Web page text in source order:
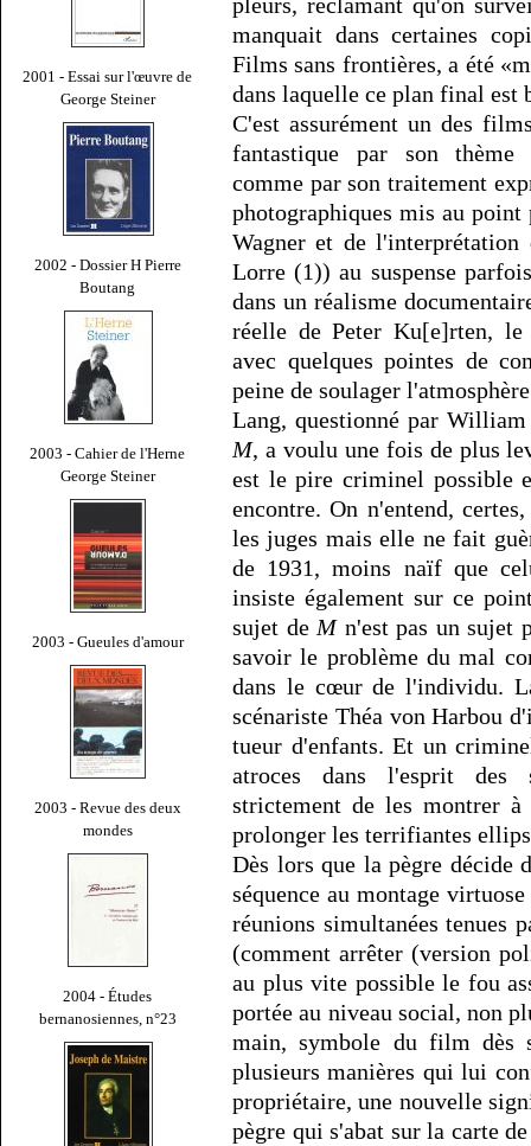
2001 - Essai sur l'œuvre de
George Steiner
2002 - Dossier H Pierre
Boutang
2003 - Cahier de l'Herne
George Steiner
2003 - Gueules d'amour
2003 - Revue des deux
mondes
2004 - Études
bernanosiennes, n°23
manquait dans certaines
Films sans frontières, a été
dans laquelle ce plan final est
C'est assurément un des
fantastique par son thème
comme par son traitement
photographiques mis au
Wagner et de l'interprétation
Lorre (1)) au suspense
dans un réalisme
réelle de Peter Ku[e]rten, le
avec quelques pointes de
peine de soulager
Lang, questionné par
M, a voulu une fois de plus
est le pire criminel possible
encontre. On n'entend,
les juges mais elle ne fait
de 1931, moins naïf que
insiste également sur ce
sujet de Mn'est pas un sujet
savoir le problème du mal
dans le cœur de l'individu.
scénariste Théa von Harbou
tueur d'enfants. Et un
atroces dans l'esprit des
strictement de les montrer
prolonger les terrifiantes
Dès lors que la pègre décide
séquence au montage
réunions simultanées tenues
(comment arrêter (version
au plus vite possible le fou
portée au niveau social, non
main, symbole du film dès
plusieurs manières qui lui
propriétaire, une nouvelle
pègre qui s'abat sur la carte